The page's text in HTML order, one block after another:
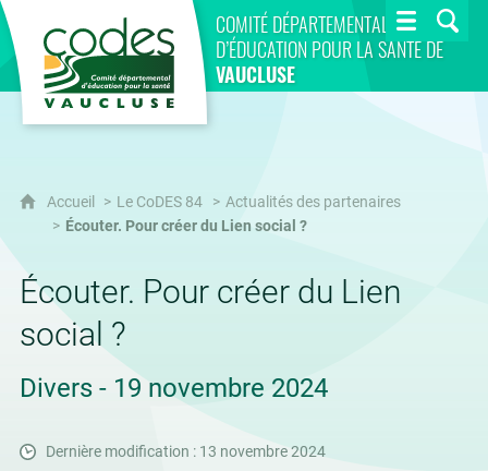
COMITÉ DÉPARTEMENTAL
D’ÉDUCATION POUR LA SANTÉ DE
VAUCLUSE
CoDES 84
Accueil Le CoDES 84
Actualités des partenaires
Écouter. Pour créer du Lien social ?
Écouter. Pour créer du Lien
social ?
Divers - 19 novembre 2024
Dernière modification : 13 novembre 2024